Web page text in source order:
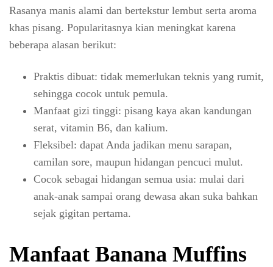
Rasanya manis alami dan bertekstur lembut serta aroma
khas pisang. Popularitasnya kian meningkat karena
beberapa alasan berikut:
Praktis dibuat: tidak memerlukan teknis yang rumit,
sehingga cocok untuk pemula.
Manfaat gizi tinggi: pisang kaya akan kandungan
serat, vitamin B6, dan kalium.
Fleksibel: dapat Anda jadikan menu sarapan,
camilan sore, maupun hidangan pencuci mulut.
Cocok sebagai hidangan semua usia: mulai dari
anak-anak sampai orang dewasa akan suka bahkan
sejak gigitan pertama.
Manfaat Banana Muffins